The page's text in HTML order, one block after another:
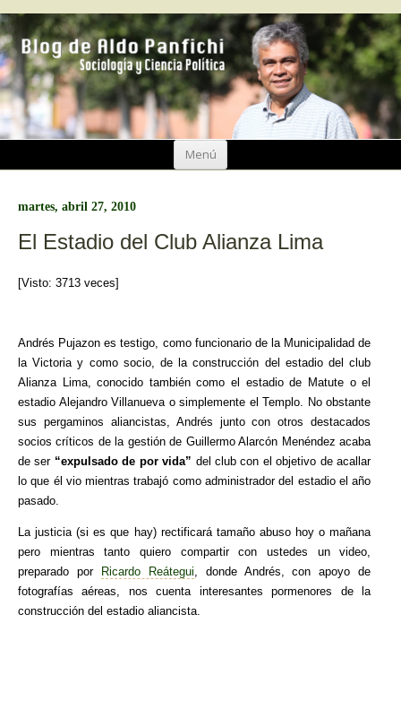
Menú
Ir
martes, abril 27, 2010
El Estadio del Club Alianza Lima
[Visto: 3713 veces]
Andrés Pujazon es testigo, como funcionario de la Municipalidad de
la Victoria y como socio, de la construcción del estadio del club
Alianza Lima, conocido también como el estadio de Matute o el
estadio Alejandro Villanueva o simplemente el Templo. No obstante
sus pergaminos aliancistas, Andrés junto con otros destacados
socios críticos de la gestión de Guillermo Alarcón Menéndez acaba
de ser “expulsado de por vida” del club con el objetivo de acallar
lo que él vio mientras trabajó como administrador del estadio el año
pasado.
La justicia (si es que hay) rectificará tamaño abuso hoy o mañana
pero mientras tanto quiero compartir con ustedes un video,
preparado por
Ricardo Reátegui , donde Andrés, con apoyo de
fotografías aéreas, nos cuenta interesantes pormenores de la
construcción del estadio aliancista.